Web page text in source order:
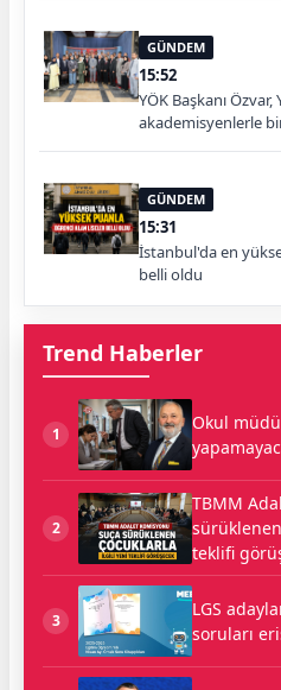
GÜNDEM
15:52
YÖK Başkanı
akademisyenlerle
GÜNDEM
15:31
İstanbul'da en
belli oldu
Trend Haberler
1
Okul
2
TBMM
teklifi
3
LGS
soruları